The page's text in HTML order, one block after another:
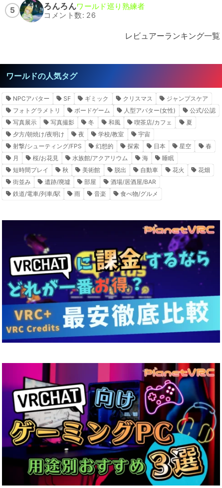
5 ろんろんワールド巡り熟練者
コメント数: 26
レビュアーランキング一覧
ワールドの人気タグ
NPCアバター SF ギミック クリスマス
ジャンプスケア
フォトグラメトリ
ボードゲーム 人型アバター(女性)
公式/公認
写真展示
写真撮影 冬 和風 喫茶店/カフェ
夏
夕方/朝焼け/夜明け
夜 学校/教室
宇宙
射撃/シューティング/FPS
幻想的 探索 日本 星空
春
月
桜/お花見 水族館/アクアリウム 海
睡眠
短時間プレイ
秋 美術館 脱出 自動車 花火
花畑
街並み
遺跡/廃墟 部屋
酒場/居酒屋/BAR
鉄道/電車/列車/駅
雨 音楽 食べ物/グルメ